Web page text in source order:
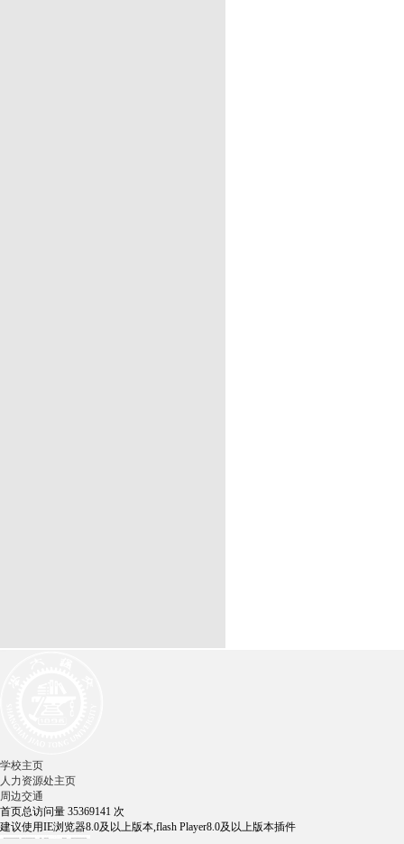
学校主页
人力资源处主页
周边交通
首页总访问量 35369141 次
建议使用IE浏览器8.0及以上版本,flash Player8.0及以上版本插件